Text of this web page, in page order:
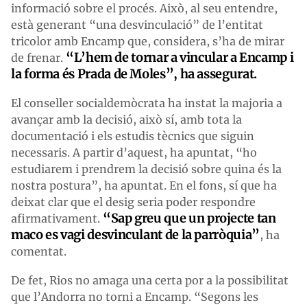
informació sobre el procés. Això, al seu entendre,
està generant “una desvinculació” de l’entitat
tricolor amb Encamp que, considera, s’ha de mirar
de frenar. “L’hem de tornar a vincular a Encamp i
la forma és Prada de Moles”, ha assegurat.
El conseller socialdemòcrata ha instat la majoria a
avançar amb la decisió, això sí, amb tota la
documentació i els estudis tècnics que siguin
necessaris. A partir d’aquest, ha apuntat, “ho
estudiarem i prendrem la decisió sobre quina és la
nostra postura”, ha apuntat. En el fons, sí que ha
deixat clar que el desig seria poder respondre
afirmativament. “Sap greu que un projecte tan
maco es vagi desvinculant de la parròquia”, ha
comentat.
De fet, Rios no amaga una certa por a la possibilitat
que l’Andorra no torni a Encamp. “Segons les